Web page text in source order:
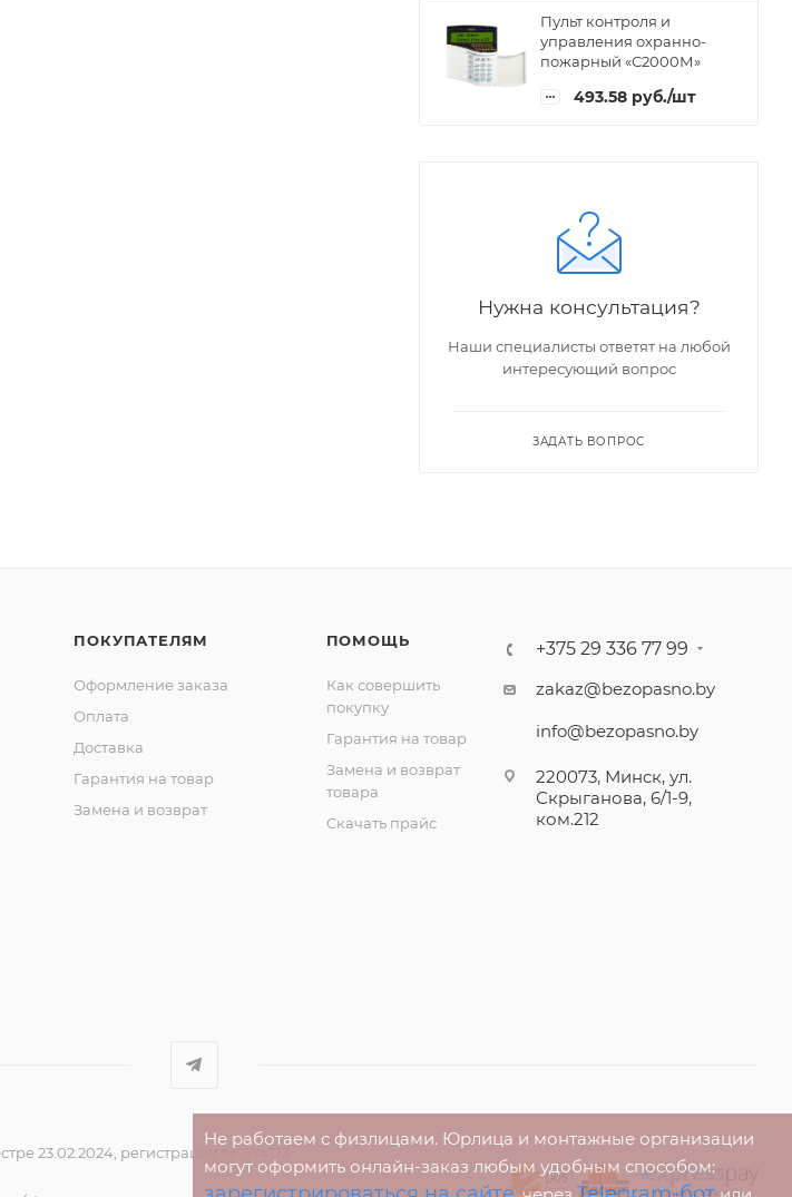
Пульт контроля и
управления охранно-
пожарный «С2000М»
493.58 руб./шт
Нужна консультация?
Наши специалисты ответят на любой
интересующий вопрос
ЗАДАТЬ ВОПРОС
ПОКУПАТЕЛЯМ
Оформление заказа
Оплата
Доставка
Гарантия на товар
Замена и возврат
ПОМОЩЬ
Как совершить
покупку
Гарантия на товар
Замена и возврат
товара
Скачать прайс
+375 29 336 77 99
zakaz@bezopasno.by
info@bezopasno.by
220073, Минск, ул.
Скрыганова, 6/1-9,
ком.212
23.02.2024, регистрация № 574713
Не работаем с физлицами. Юрлица и монтажные организации
могут оформить онлайн-заказ любым удобным способом: